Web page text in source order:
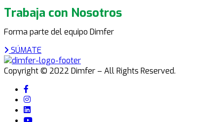
Trabaja con Nosotros
Forma parte del equipo Dimfer
SÚMATE
Copyright © 2022 Dimfer – All Rights Reserved.